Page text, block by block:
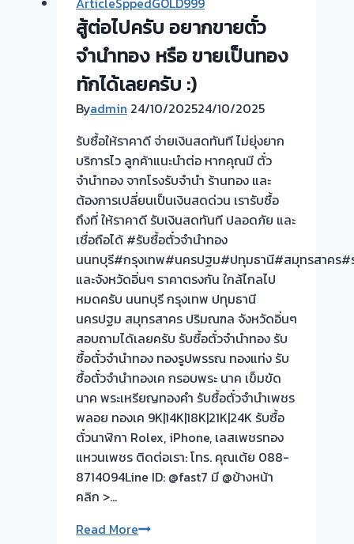
ทอง
ยินดี
บริการ
รับ
ไถ่ถอน
โรง
จำนำ
ร้าน
ทอง
ประเมิน
หน้า
ตั๋ว
ฟรี
จ่าย
สด
ทันที
ไม่
ต้อง
รอ
จบไว
📌
ผล
งาน
นี➡️รับ
สู้ต่อไปครับ อยากขายตั๋ว
จำนำทอง หรือ ขายเป็นทอง
ทักได้เลยครับ :)
Byadmin 24/10/202524/10/2025
รับซื้อให้ราคาดี จ่ายเงินสดทันที ไม่ยุ่งยาก
บริการไว ลูกค้าแนะนำต่อ หากคุณมี ตั๋ว
จำนำทอง จากโรงรับจำนำ ร้านทอง และ
ต้องการเปลี่ยนเป็นเงินสดด่วน เรารับซื้อ
ถึงที่ ให้ราคาดี รับเงินสดทันที ปลอดภัย และ
เชื่อถือได้ #รับซื้อตั๋วจำนำทอง
นนทบุรี#กรุงเทพ#นครปฐม#ปทุมธานี#สมุทรสาคร#
และจังหวัดอิ่นๆ ราคาตรงกัน ใกล้ไกลไป
หมดครับ นนทบุรี กรุงเทพ ปทุมธานี
นครปฐม สมุทรสาคร ปริมณฑล จังหวัดอิ่นๆ
สอบถามได้เลยครับ รับซื้อตั๋วจำนำทอง รับ
ซื้อตั๋วจำนำทอง ทองรูปพรรณ ทองแท่ง รับ
ซื้อตั๋วจำนำทองเค กรอบพระ นาค เข็มขัด
นาค พระเหรียญทองคำ รับซื้อตั๋วจำนำเพชร
พลอย ทองเค 9K|14K|18K|21K|24K รับซื้อ
ตั๋วนาฬิกา Rolex, iPhone, เลสเพชรทอง
แหวนเพชร ติดต่อเรา: โทร. คุณเต้ย 088-
8714094Line ID: @fast7 มี @ข้างหน้า
คลิก >…
Read Moreสู้